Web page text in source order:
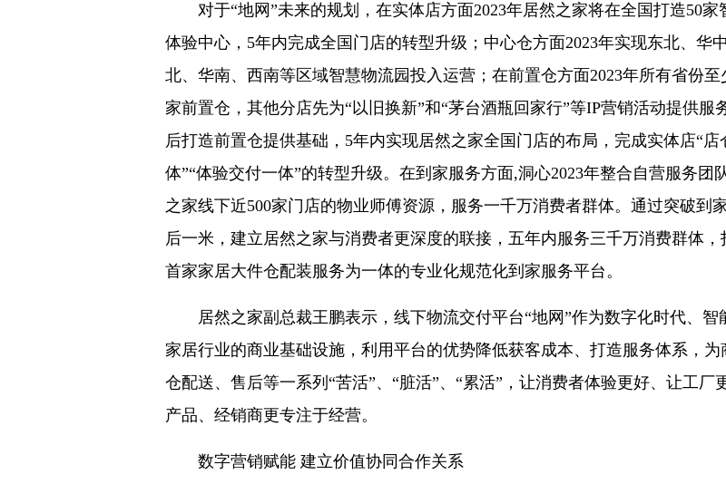
对于“地网”未来的规划，在实体店方面2023年居然之家将在全国打造50家
体验中心，5年内完成全国门店的转型升级；中心仓方面2023年实现东北、华
北、华南、西南等区域智慧物流园投入运营；在前置仓方面2023年所有省份至
家前置仓，其他分店先为“以旧换新”和“茅台酒瓶回家行”等IP营销活动提供服
后打造前置仓提供基础，5年内实现居然之家全国门店的布局，完成实体店“店
体”“体验交付一体”的转型升级。在到家服务方面,洞心2023年整合自营服务团
之家线下近500家门店的物业师傅资源，服务一千万消费者群体。通过突破到
后一米，建立居然之家与消费者更深度的联接，五年内服务三千万消费群体，
首家家居大件仓配装服务为一体的专业化规范化到家服务平台。
居然之家副总裁王鹏表示，线下物流交付平台“地网”作为数字化时代、智
家居行业的商业基础设施，利用平台的优势降低获客成本、打造服务体系，为
仓配送、售后等一系列“苦活”、“脏活”、“累活”，让消费者体验更好、让工厂
产品、经销商更专注于经营。
数字营销赋能 建立价值协同合作关系